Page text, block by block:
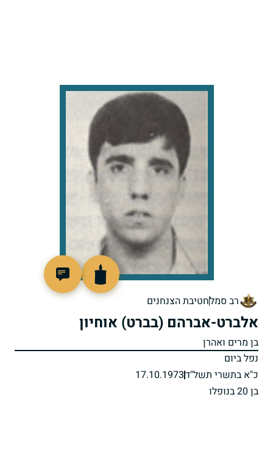
רב סמלחטיבת הצנחנים
אלברט-אברהם (בברט) אוחיון
בן מרים ואהרן
נפל ביום
כ"א בתשרי תשל"ד17.10.1973
בן 20 בנופלו